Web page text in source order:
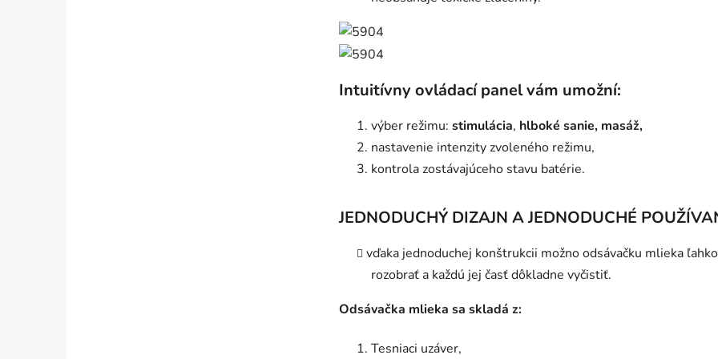
Intuitívny ovládací panel vám umožní:
výber režimu: stimulácia, hlboké sanie, masáž,
nastavenie intenzity zvoleného režimu,
kontrola zostávajúceho stavu batérie.
JEDNODUCHÝ DIZAJN A JEDNODUCHÉ
vďaka jednoduchej konštrukcii možno odsávačku mlieka ľahko
rozobrať a každú jej časť dôkladne vyčistiť.
Odsávačka mlieka sa skladá z:
Tesniaci uzáver,